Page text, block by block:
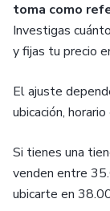
toma como
Investigas
y fijas tu precio
El ajuste
ubicación,
Si tienes una
venden entre
ubicarte en